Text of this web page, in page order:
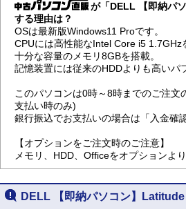
が「DELL 【即納パ
する理由は？
OSは最新版Windows11 Proです。
CPUには高性能なIntel Core i5 1.7GHz
十分な容量のメモリ8GBを搭載。
記憶装置には従来のHDDよりも高いパ
このパソコンは0時～8時までのご注
支払い時のみ)
銀行振込でお支払いの場合は「入金確
【オプションをご注文時のご注意】
メモリ、HDD、Officeをオプションよ
DELL 【即納パソコン】